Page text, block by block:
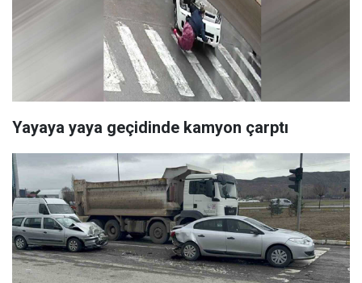
Yayaya yaya geçidinde kamyon çarptı